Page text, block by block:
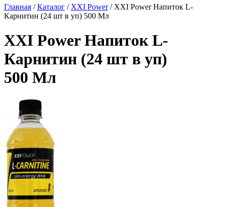
Главная /Каталог / XXI Power/ XXI Power Напиток L-
Карнитин (24 шт в уп) 500 Мл
XXI Power Напиток L-
Карнитин (24 шт в уп)
500 Мл